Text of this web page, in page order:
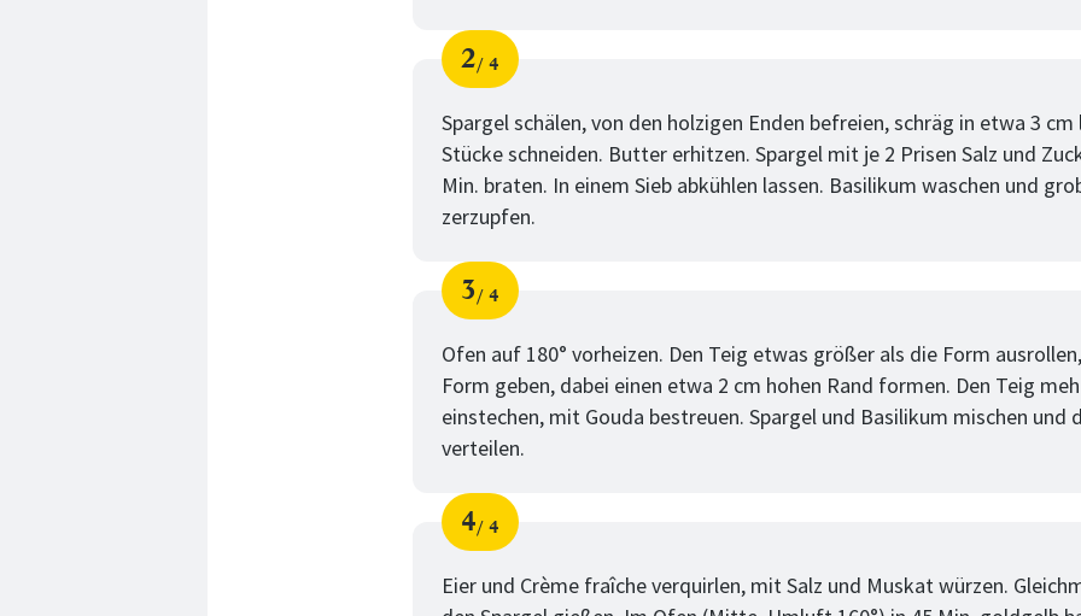
Schritt
2
von
4
Spargel schälen, von den holzigen Enden befreien, schräg in etwa 3 cm
Stücke schneiden. Butter erhitzen. Spargel mit je 2 Prisen Salz und
Min. braten. In einem Sieb abkühlen lassen. Basilikum waschen und
zerzupfen.
Schritt
3
von
4
Ofen auf 180° vorheizen. Den Teig etwas größer als die Form
Form geben, dabei einen etwa 2 cm hohen Rand formen. Den Teig
einstechen, mit Gouda bestreuen. Spargel und Basilikum mischen und
verteilen.
Schritt
4
von
4
Eier und Crème fraîche verquirlen, mit Salz und Muskat würzen.